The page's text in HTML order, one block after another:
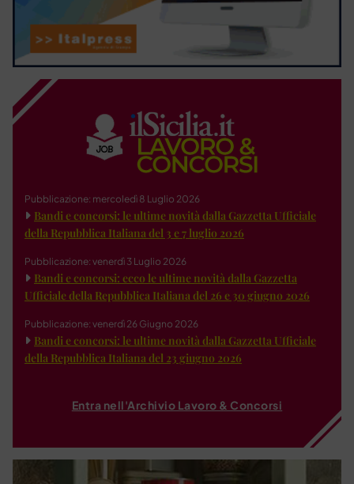
Pubblicazione: mercoledì 8 Luglio 2026
Bandi e concorsi: le ultime novità dalla Gazzetta Ufficiale
della Repubblica Italiana del 3 e 7 luglio 2026
Pubblicazione: venerdì 3 Luglio 2026
Bandi e concorsi: ecco le ultime novità dalla Gazzetta
Ufficiale della Repubblica Italiana del 26 e 30 giugno 2026
Pubblicazione: venerdì 26 Giugno 2026
Bandi e concorsi: le ultime novità dalla Gazzetta Ufficiale
della Repubblica Italiana del 23 giugno 2026
Entra nell'Archivio Lavoro & Concorsi